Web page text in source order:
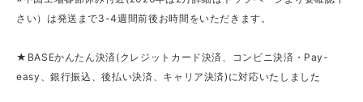
さい）は発送まで3-4週間前後お時間をいただきます。
★BASEかんたん決済(クレジットカード決済、コンビニ決済・Pay-
easy、銀行振込、後払い決済、キャリア決済)に対応いたしました